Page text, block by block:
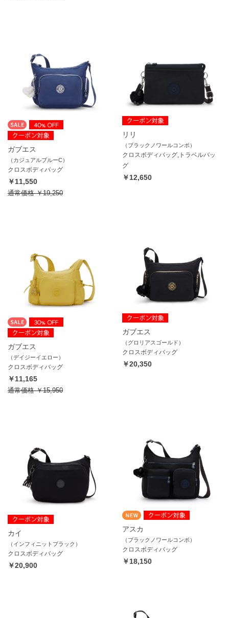
ガブエス
（カジュアルブルーC）
クロスボディバッグ
￥11,550
通常価格￥19,250
リリ
（ブラックノワールコンボ）
クロスボディバッグ,トラベルバッ
グ
￥12,650
ガブエス
（デイジーイエロー）
クロスボディバッグ
￥11,165
通常価格￥15,950
ガブエス
（グロリアスゴールド）
クロスボディバッグ
￥20,350
カイ
（インフィニットブラック）
クロスボディバッグ
￥20,900
アスカ
（ブラックノワールコンボ）
クロスボディバッグ
￥18,150